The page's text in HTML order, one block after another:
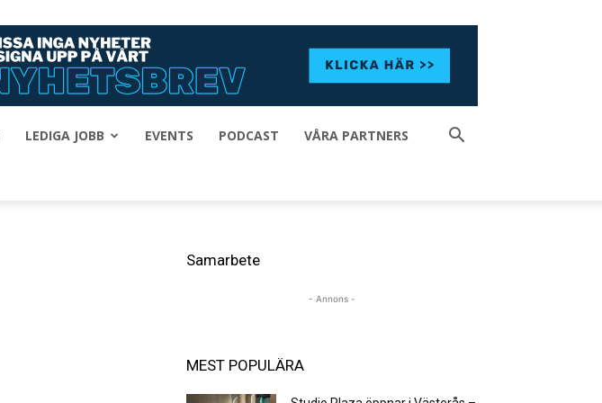
LEDIGA JOBB EVENTS PODCAST VÅRA PARTNERS
Samarbete
- Annons -
MEST POPULÄRA